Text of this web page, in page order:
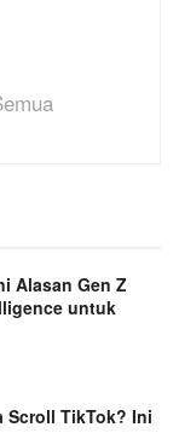
Alasan Gen Z
untuk
Scroll TikTok? Ini